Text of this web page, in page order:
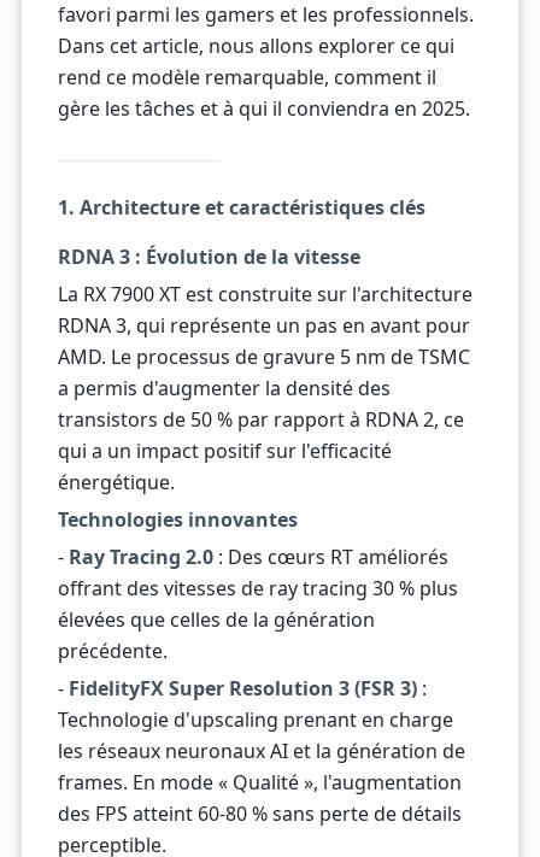
favori parmi les gamers et les professionnels.
Dans cet article, nous allons explorer ce qui
rend ce modèle remarquable, comment il
gère les tâches et à qui il conviendra en 2025.
1. Architecture et caractéristiques clés
RDNA 3 : Évolution de la vitesse
La RX 7900 XT est construite sur l'architecture
RDNA 3, qui représente un pas en avant pour
AMD. Le processus de gravure 5 nm de TSMC
a permis d'augmenter la densité des
transistors de 50 % par rapport à RDNA 2, ce
qui a un impact positif sur l'efficacité
énergétique.
Technologies innovantes
- Ray Tracing 2.0: Des cœurs RT améliorés
offrant des vitesses de ray tracing 30 % plus
élevées que celles de la génération
précédente.
- FidelityFX Super Resolution 3 (FSR 3):
Technologie d'upscaling prenant en charge
les réseaux neuronaux AI et la génération de
frames. En mode « Qualité », l'augmentation
des FPS atteint 60-80 % sans perte de détails
perceptible.